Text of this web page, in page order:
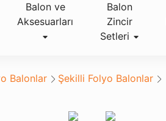
Balon ve
Aksesuarları
Balon
Zincir
Setleri
Balonlar Şekilli Folyo Balonlar